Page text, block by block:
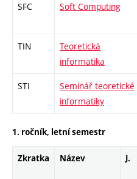
SFC Soft Computing
TIN
Teoretická
informatika
STI
Seminář teoretické
informatiky
1. ročník, letní semestr
Zkratka Název J.